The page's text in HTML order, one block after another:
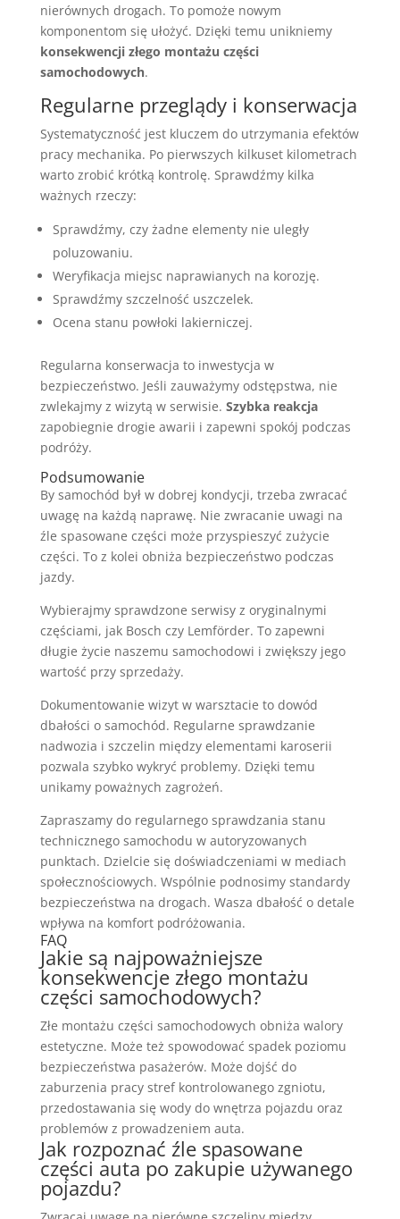
nierównych drogach. To pomoże nowym
komponentom się ułożyć. Dzięki temu unikniemy
konsekwencji złego montażu części
samochodowych.
Regularne przeglądy i konserwacja
Systematyczność jest kluczem do utrzymania efektów
pracy mechanika. Po pierwszych kilkuset kilometrach
warto zrobić krótką kontrolę. Sprawdźmy kilka
ważnych rzeczy:
Sprawdźmy, czy żadne elementy nie uległy
poluzowaniu.
Weryfikacja miejsc naprawianych na korozję.
Sprawdźmy szczelność uszczelek.
Ocena stanu powłoki lakierniczej.
Regularna konserwacja to inwestycja w
bezpieczeństwo. Jeśli zauważymy odstępstwa, nie
zwlekajmy z wizytą w serwisie. Szybka reakcja
zapobiegnie drogie awarii i zapewni spokój podczas
podróży.
Podsumowanie
By samochód był w dobrej kondycji, trzeba zwracać
uwagę na każdą naprawę. Nie zwracanie uwagi na
źle spasowane części może przyspieszyć zużycie
części. To z kolei obniża bezpieczeństwo podczas
jazdy.
Wybierajmy sprawdzone serwisy z oryginalnymi
częściami, jak Bosch czy Lemförder. To zapewni
długie życie naszemu samochodowi i zwiększy jego
wartość przy sprzedaży.
Dokumentowanie wizyt w warsztacie to dowód
dbałości o samochód. Regularne sprawdzanie
nadwozia i szczelin między elementami karoserii
pozwala szybko wykryć problemy. Dzięki temu
unikamy poważnych zagrożeń.
Zapraszamy do regularnego sprawdzania stanu
technicznego samochodu w autoryzowanych
punktach. Dzielcie się doświadczeniami w mediach
społecznościowych. Wspólnie podnosimy standardy
bezpieczeństwa na drogach. Wasza dbałość o detale
wpływa na komfort podróżowania.
FAQ
Jakie są najpoważniejsze
konsekwencje złego montażu
części samochodowych?
Złe montażu części samochodowych obniża walory
estetyczne. Może też spowodować spadek poziomu
bezpieczeństwa pasażerów. Może dojść do
zaburzenia pracy stref kontrolowanego zgniotu,
przedostawania się wody do wnętrza pojazdu oraz
problemów z prowadzeniem auta.
Jak rozpoznać źle spasowane
części auta po zakupie używanego
pojazdu?